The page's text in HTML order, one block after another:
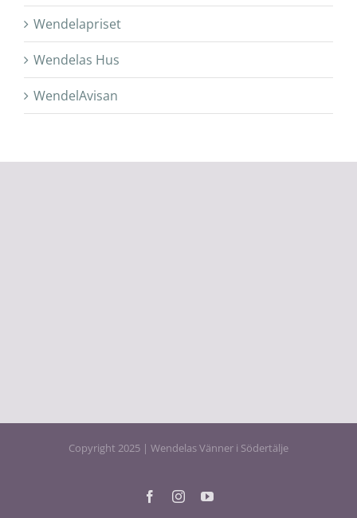
Wendelapriset
Wendelas Hus
WendelAvisan
Copyright 2025 | Wendelas Vänner i Södertälje
FacebookInstagramYouTube